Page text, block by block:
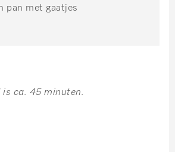
pan met gaatjes
ca. 45 minuten.